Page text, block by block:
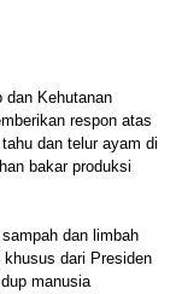
dan Kehutanan
respon atas
dan telur ayam di
bakar produksi
dan limbah
dari Presiden
manusia